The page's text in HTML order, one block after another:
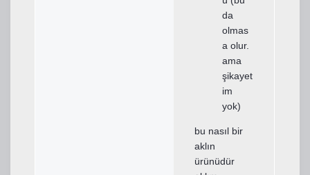
da
olmas
a olur.
ama
şikayet
im
yok)
bu nasıl bir
aklın
ürünüdür